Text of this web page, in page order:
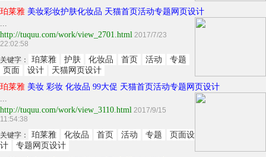
珀莱雅 美妆彩妆护肤化妆品 天猫首页活动专题网页设计
...
http://tuquu.com/work/view_2701.html 2017/7/23
22:02:58
关键字：
珀莱雅 护肤 化妆品 首页 活动
专题
页面
设计
天猫网页设计
珀莱雅 美妆 彩妆 化妆品 99大促 天猫首页活动专题网页设计
...
http://tuquu.com/work/view_3110.html 2017/9/15
11:54:38
关键字：
珀莱雅 化妆品 首页 活动 专题
页面设
计
专题网页设计